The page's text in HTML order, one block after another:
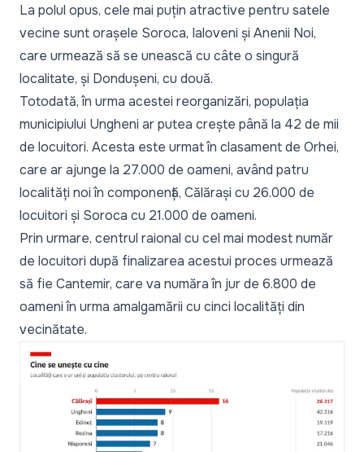
La polul opus, cele mai puțin atractive pentru satele
vecine sunt orașele Soroca, Ialoveni și Anenii Noi,
care urmează să se unească cu câte o singură
localitate, și Dondușeni, cu două.
Totodată, în urma acestei reorganizări, populația
municipiului Ungheni ar putea crește până la 42 de mii
de locuitori. Acesta este urmat în clasament de Orhei,
care ar ajunge la 27.000 de oameni, având patru
localități noi în componență, Călărași cu 26.000 de
locuitori și Soroca cu 21.000 de oameni.
Prin urmare, centrul raional cu cel mai modest număr
de locuitori după finalizarea acestui proces urmează
să fie Cantemir, care va număra în jur de 6.800 de
oameni în urma amalgamării cu cinci localități din
vecinătate.